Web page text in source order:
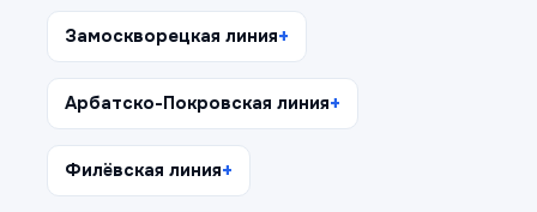
Замоскворецкая линия
Арбатско-Покровская линия
Филёвская линия